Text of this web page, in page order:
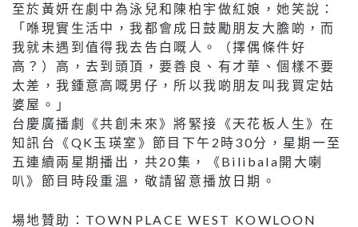
至於黃妍在劇中為泳兒和陳柏宇做紅娘，她笑說：
「喺現實生活中，我都會成日鼓勵朋友大膽啲，而
我就未遇到值得我去告白嘅人。（擇偶條件好
高？）高，去到頭頂，要善良、有才華、個樣不要
太差，我鍾意高嘅男仔，所以我啲朋友叫我買定姑
婆屋。」
台慶廣播劇《共創未來》將緊接《天花板人生》在
知訊台《QK玉瑛室》節目下午2時30分，星期一至
五連續兩星期播出，共20集，《Bilibala開大喇
叭》節目時段重溫，敬請留意播放日期。
場地贊助：TOWNPLACE WEST KOWLOON